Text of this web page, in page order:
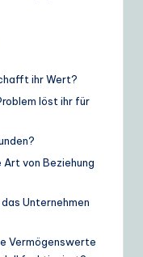
ihr Wert?
löst ihr für
Art von Beziehung
Unternehmen
Vermögenswerte